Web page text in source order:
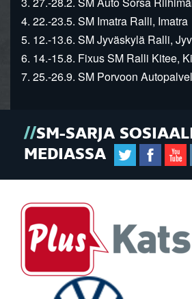
4. 22.-23.5. SM Imatra Ralli, Imatra
5. 12.-13.6. SM Jyväskylä Ralli,
6. 14.-15.8. Fixus SM Ralli Kitee,
7. 25.-26.9. SM Porvoon
SM-SARJA
MEDIASSA